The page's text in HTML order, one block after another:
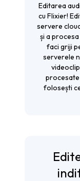
Editarea
cu Flixier!
servere
și a
faci griji
serverele
folosești